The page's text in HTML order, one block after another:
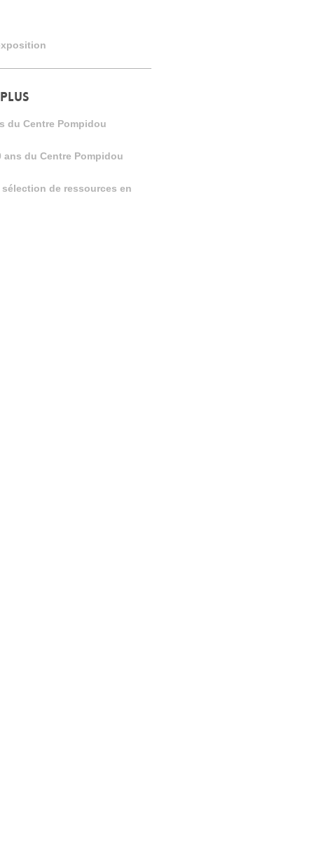
du Centre Pompidou
ans du Centre Pompidou
de ressources en